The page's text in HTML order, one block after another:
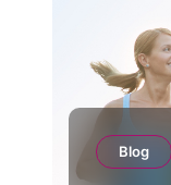
Blog